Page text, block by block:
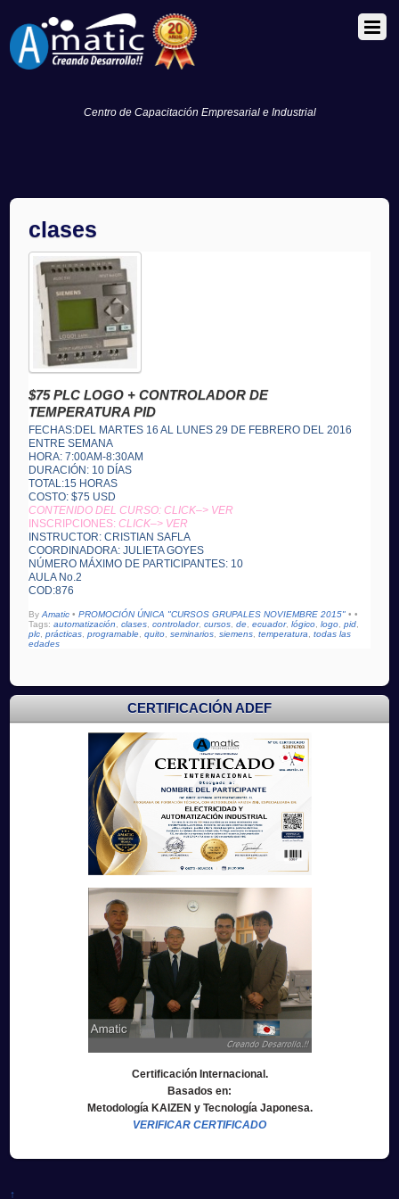
Centro de Capacitación Empresarial e Industrial
clases
$75 PLC LOGO + CONTROLADOR DE
TEMPERATURA PID
FECHAS:DEL MARTES 16 AL LUNES 29 DE FEBRERO DEL 2016
ENTRE SEMANA
HORA: 7:00AM-8:30AM
DURACIÓN: 10 DÍAS
TOTAL:15 HORAS
COSTO: $75 USD
CONTENIDO DEL CURSO: CLICK–> VER
INSCRIPCIONES:CLICK–> VER
INSTRUCTOR: CRISTIAN SAFLA
COORDINADORA: JULIETA GOYES
NÚMERO MÁXIMO DE PARTICIPANTES: 10
AULA No.2
COD:876
ByAmatic • PROMOCIÓN ÚNICA "CURSOS GRUPALES NOVIEMBRE 2015" • •
Tags:automatización,clases,controlador,cursos,de,ecuador,lógico,logo,pid,
plc,prácticas,programable,quito,seminarios,siemens,temperatura,todas las
edades
CERTIFICACIÓN ADEF
Certificación Internacional.
Basados en:
Metodología KAIZEN y Tecnología Japonesa.
VERIFICAR CERTIFICADO
↑